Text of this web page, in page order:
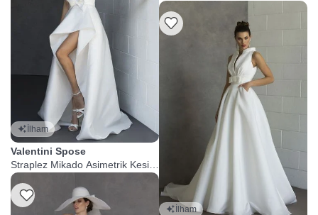
İlham
Valentini Spose
Straplez Mikado Asimetrik Kesim
Gelinlik
Listeme Ekle
Kollu A Kesim Gelinlik
İlham